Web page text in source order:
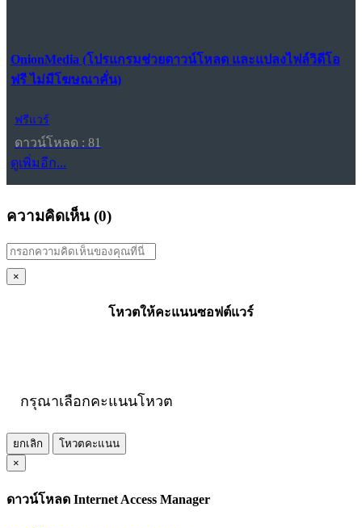
OnionMedia (โปรแกรมช่วยดาวน์โหลด และแปลงไฟล์วิดีโอ
ฟรี ไม่มีโฆษณาคั่น)
ฟรีแวร์
ดาวน์โหลด : 81
ดูเพิ่มอีก...
ความคิดเห็น (0)
×
โหวตให้คะแนนซอฟต์แวร์
กรุณาเลือกคะแนนโหวต
ยกเลิก
โหวตคะแนน
×
ดาวน์โหลด Internet Access Manager